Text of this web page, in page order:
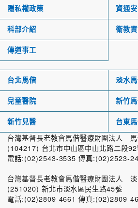
隱私權政策 資通
科部介紹 衛教
傳道事工
台北馬偕 淡水
兒童醫院 新竹
新竹兒醫 台東
台灣基督長老教會馬偕醫療財團法人
(104217) 台北市中山區中山北路二段
電話:(02)2543-3535 傳真:(02)2523-
台灣基督長老教會馬偕醫療財團法人
(251020) 新北市淡水區民生路45號
電話:(02)2809-4661 傳真:(02)2809-